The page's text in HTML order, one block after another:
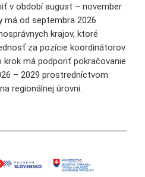
v období august – november
má od septembra 2026
krajov, ktoré
za pozície koordinátorov
krok má podporiť pokračovanie
– 2029 prostredníctvom
regionálnej úrovni.